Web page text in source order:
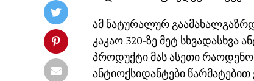
ამ ნატურალურ
კაკაო 320-ზე მეტ სხვადასხვა
პროდუქტი მას ასეთი
ანტიოქსიდანტები